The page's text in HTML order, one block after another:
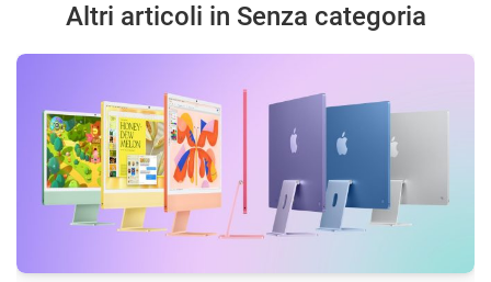
Altri articoli in Senza categoria